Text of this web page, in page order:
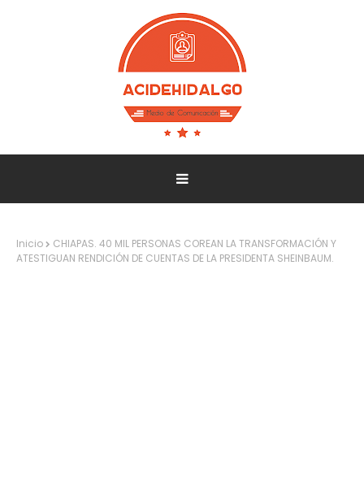
Inicio
CHIAPAS. 40 MIL PERSONAS COREAN LA TRANSFORMACIÓN Y
ATESTIGUAN RENDICIÓN DE CUENTAS DE LA PRESIDENTA SHEINBAUM.